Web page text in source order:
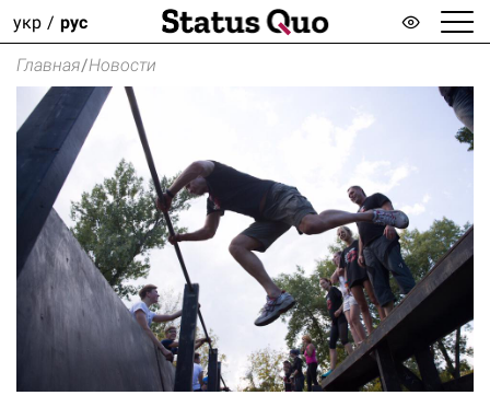
укр рус
Главная/Новости